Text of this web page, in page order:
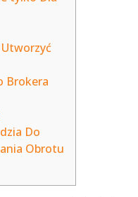
Brokera
Do
Obrotu